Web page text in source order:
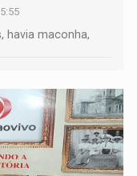
havia maconha,